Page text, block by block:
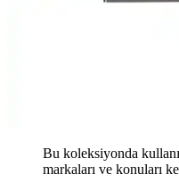
Bu koleksiyonda
markaları ve konuları